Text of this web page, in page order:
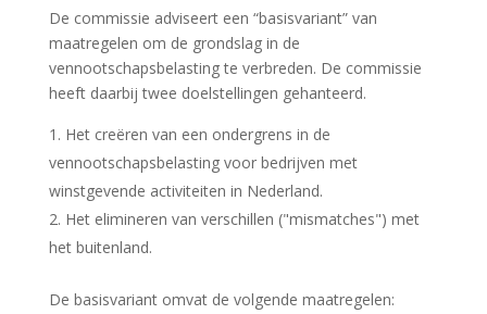
De commissie adviseert een “basisvariant” van
maatregelen om de grondslag in de
vennootschapsbelasting te verbreden. De commissie
heeft daarbij twee doelstellingen gehanteerd.
Het creëren van een ondergrens in de
vennootschapsbelasting voor bedrijven met
winstgevende activiteiten in Nederland.
Het elimineren van verschillen ("mismatches") met
het buitenland.
De basisvariant omvat de volgende maatregelen: